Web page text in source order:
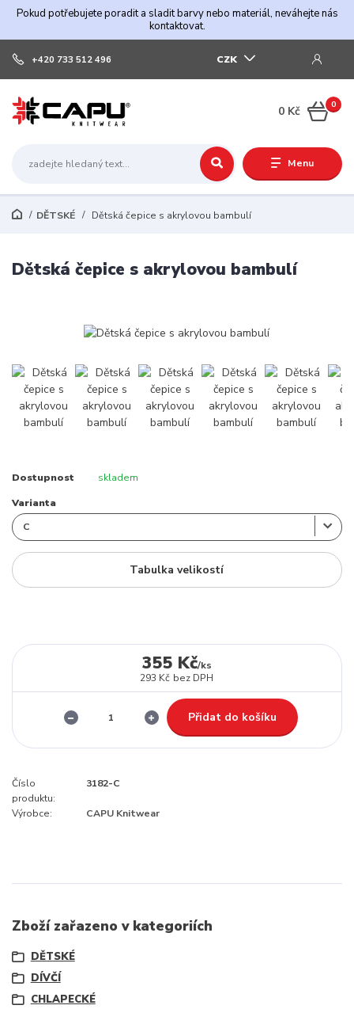
Pokud potřebujete poradit a sladit barvy nebo materiál, neváhejte nás
kontaktovat.
Menu
CZK
+420 733 512 496
0
0 Kč
DĚTSKÉ Dětská čepice s akrylovou bambulí
Dětská čepice s akrylovou bambulí
Dostupnost skladem
Varianta
Tabulka velikostí
355 Kč/ks
293 Kč bez DPH
Přidat do košíku
Číslo
produktu:
3182-C
Výrobce: CAPU Knitwear
Zboží zařazeno v kategoriích
DĚTSKÉ
DÍVČÍ
CHLAPECKÉ